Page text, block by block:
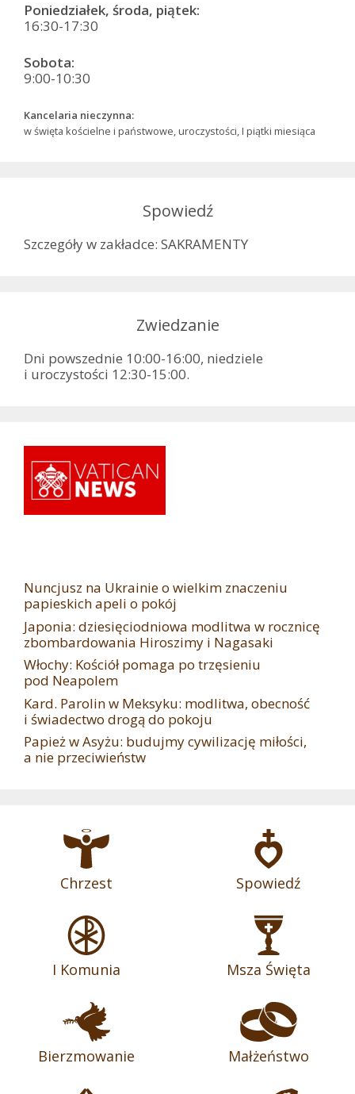
Poniedziałek, środa, piątek:
16:30-17:30
Sobota:
9:00-10:30
Kancelaria nieczynna:
w święta kościelne i państwowe, uroczystości, I piątki miesiąca
Spowiedź
Szczegóły w zakładce: SAKRAMENTY
Zwiedzanie
Dni powszednie 10:00-16:00, niedziele
i uroczystości 12:30-15:00.
Nuncjusz na Ukrainie o wielkim znaczeniu
papieskich apeli o pokój
Japonia: dziesięciodniowa modlitwa w rocznicę
zbombardowania Hiroszimy i Nagasaki
Włochy: Kościół pomaga po trzęsieniu
pod Neapolem
Kard. Parolin w Meksyku: modlitwa, obecność
i świadectwo drogą do pokoju
Papież w Asyżu: budujmy cywilizację miłości,
a nie przeciwieństw
Chrzest Spowiedź
I Komunia Msza Święta
Bierzmowanie Małżeństwo